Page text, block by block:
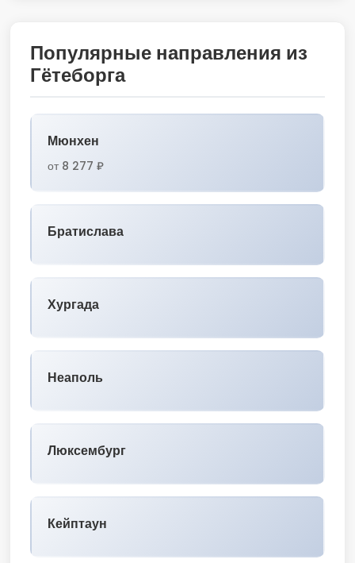
Популярные направления из
Гётеборга
Мюнхен
от 8 277 ₽
Братислава
Хургада
Неаполь
Люксембург
Кейптаун